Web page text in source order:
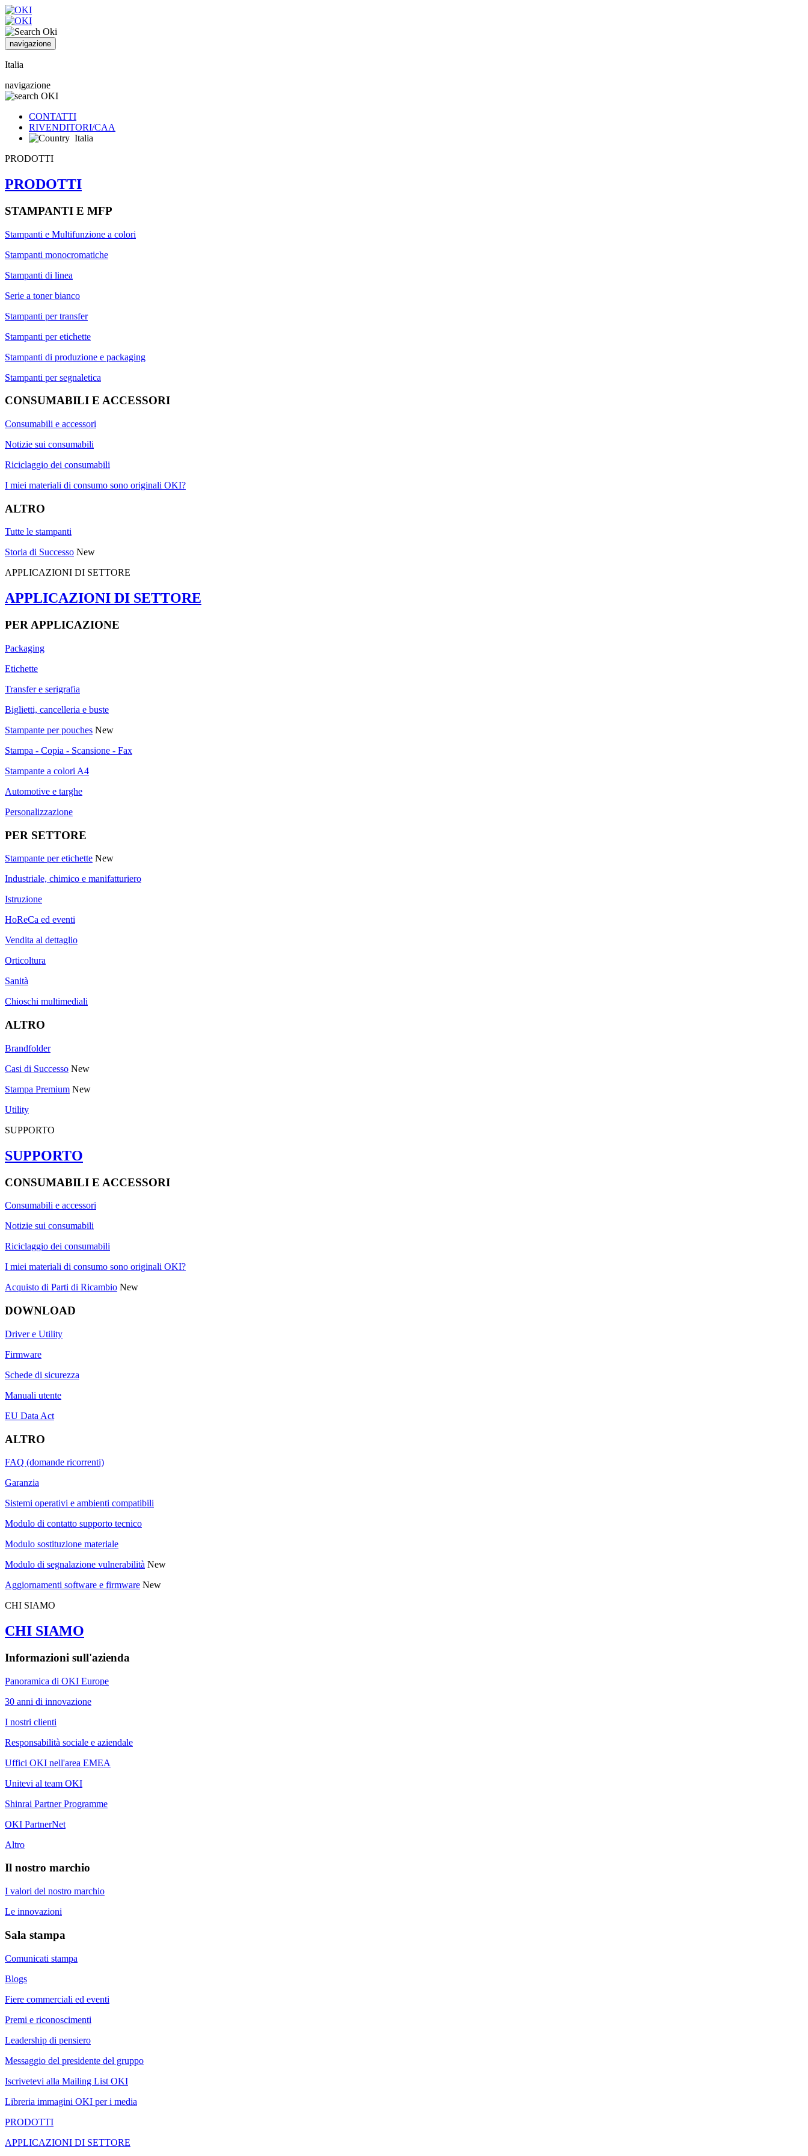
navigazione
Italia
navigazione
CONTATTI
RIVENDITORI/CAA
Italia
PRODOTTI
PRODOTTI
STAMPANTI E MFP
Stampanti e Multifunzione a colori
Stampanti monocromatiche
Stampanti di linea
Serie a toner bianco
Stampanti per transfer
Stampanti per etichette
Stampanti di produzione e packaging
Stampanti per segnaletica
CONSUMABILI E ACCESSORI
Consumabili e accessori
Notizie sui consumabili
Riciclaggio dei consumabili
I miei materiali di consumo sono originali OKI?
ALTRO
Tutte le stampanti
Storia di Successo New
APPLICAZIONI DI SETTORE
APPLICAZIONI DI SETTORE
PER APPLICAZIONE
Packaging
Etichette
Transfer e serigrafia
Biglietti, cancelleria e buste
Stampante per pouches New
Stampa - Copia - Scansione - Fax
Stampante a colori A4
Automotive e targhe
Personalizzazione
PER SETTORE
Stampante per etichette New
Industriale, chimico e manifatturiero
Istruzione
HoReCa ed eventi
Vendita al dettaglio
Orticoltura
Sanità
Chioschi multimediali
ALTRO
Brandfolder
Casi di Successo New
Stampa Premium New
Utility
SUPPORTO
SUPPORTO
CONSUMABILI E ACCESSORI
Consumabili e accessori
Notizie sui consumabili
Riciclaggio dei consumabili
I miei materiali di consumo sono originali OKI?
Acquisto di Parti di Ricambio New
DOWNLOAD
Driver e Utility
Firmware
Schede di sicurezza
Manuali utente
EU Data Act
ALTRO
FAQ (domande ricorrenti)
Garanzia
Sistemi operativi e ambienti compatibili
Modulo di contatto supporto tecnico
Modulo sostituzione materiale
Modulo di segnalazione vulnerabilità New
Aggiornamenti software e firmware New
CHI SIAMO
CHI SIAMO
Informazioni sull'azienda
Panoramica di OKI Europe
30 anni di innovazione
I nostri clienti
Responsabilità sociale e aziendale
Uffici OKI nell'area EMEA
Unitevi al team OKI
Shinrai Partner Programme
OKI PartnerNet
Altro
Il nostro marchio
I valori del nostro marchio
Le innovazioni
Sala stampa
Comunicati stampa
Blogs
Fiere commerciali ed eventi
Premi e riconoscimenti
Leadership di pensiero
Messaggio del presidente del gruppo
Iscrivetevi alla Mailing List OKI
Libreria immagini OKI per i media
PRODOTTI
APPLICAZIONI DI SETTORE